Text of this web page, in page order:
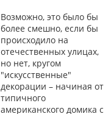
Возможно, это было бы
более смешно, если бы
происходило на
отечественных улицах,
но нет, кругом
"искусственные"
декорации – начиная от
типичного
американского домика с